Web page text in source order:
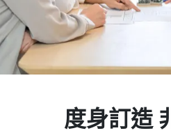
度身訂造